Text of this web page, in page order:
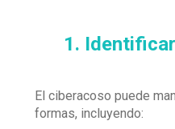
1.
El ciberacoso puede
formas, incluyendo: